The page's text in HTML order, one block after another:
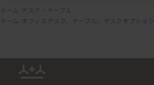
ホーム デスク・テーブル
ホーム
オフィスデスク、テーブル、デスクオプション